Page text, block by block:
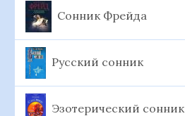
Сонник Фрейда
Русский сонник
Эзотерический сонник